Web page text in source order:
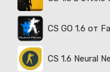
CS GO 1.6 от
CS 1.6 Neural